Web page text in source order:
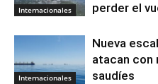
Internacionales
perder el
Internacionales
Nueva
atacan con
saudíes